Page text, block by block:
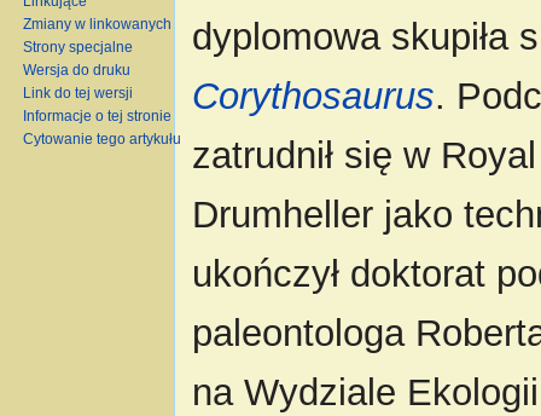
dyplomowa skupiła
Corythosaurus.
zatrudnił się w
Drumheller jako
ukończył doktorat
paleontologa
na Wydziale
Zmiany w linkowanych
Strony specjalne
Wersja do druku
Link do tej wersji
Informacje o tej stronie
Cytowanie tego artykułu